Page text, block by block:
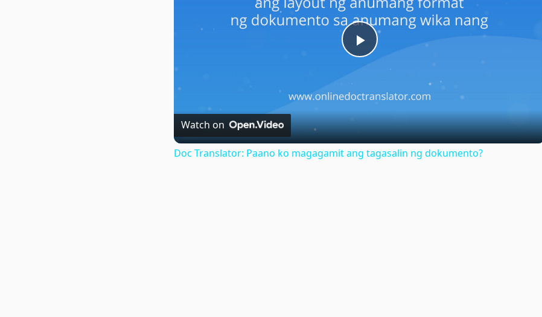
Play
Video
Watch on
Doc Translator: Paano ko magagamit ang tagasalin ng dokumento?